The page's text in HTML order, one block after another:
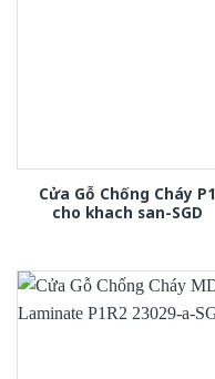
Cửa Gỗ Chống Cháy P1
cho khach san-SGD